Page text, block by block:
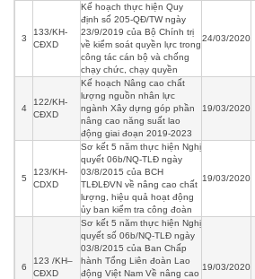
3
133/KH-
CĐXD
Kế hoạch thực hiện Quy
định số 205-QĐ/TW ngày
23/9/2019 của Bộ Chính trị
về kiểm soát quyền lực trong
công tác cán bộ và chống
chạy chức, chạy quyền
24/03/2020
4
122/KH-
CĐXD
Kế hoạch Nâng cao chất
lượng nguồn nhân lực
ngành Xây dựng góp phần
nâng cao năng suất lao
động giai đoạn 2019-2023
19/03/2020
5
123/KH-
CDXD
Sơ kết 5 năm thực hiện Nghị
quyết 06b/NQ-TLĐ ngày
03/8/2015 của BCH
TLĐLĐVN về nâng cao chất
lượng, hiệu quả hoạt động
ủy ban kiểm tra công đoàn
19/03/2020
6
123 /KH–
CĐXD
Sơ kết 5 năm thực hiện Nghị
quyết số 06b/NQ-TLĐ ngày
03/8/2015 của Ban Chấp
hành Tổng Liên đoàn Lao
động Việt Nam Về nâng cao
19/03/2020